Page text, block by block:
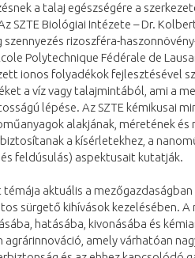
a talaj egészségére a
SZTE Biológiai Intézete – Dr.
szennyezés rizoszféra-
Polytechnique Fédérale de
ionos folyadékok fejlesztésével
a víz vagy talajmintából, ami a
lépése. Az SZTE kémikusai
alakjának, méretének
a kísérletekhez, a
feldúsulás) aspektusait kutatják.
témája aktuális a
sürgető kihívások kezelésében. A
hatásába, kivonásába és
agrárinnováció, amely várhatóan